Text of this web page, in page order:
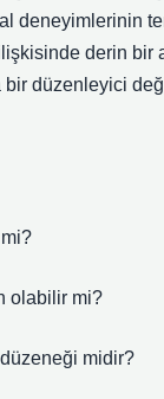
deneyimlerinin
derin bir
bir düzenleyici
olabilir mi?
midir?